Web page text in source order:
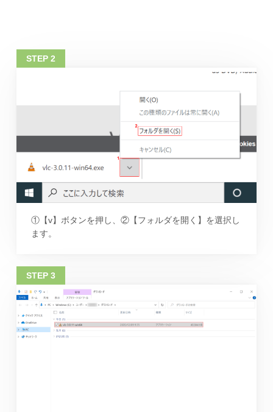
①【v】ボタンを押し、②【フォルダを開く】を選択し
ます。